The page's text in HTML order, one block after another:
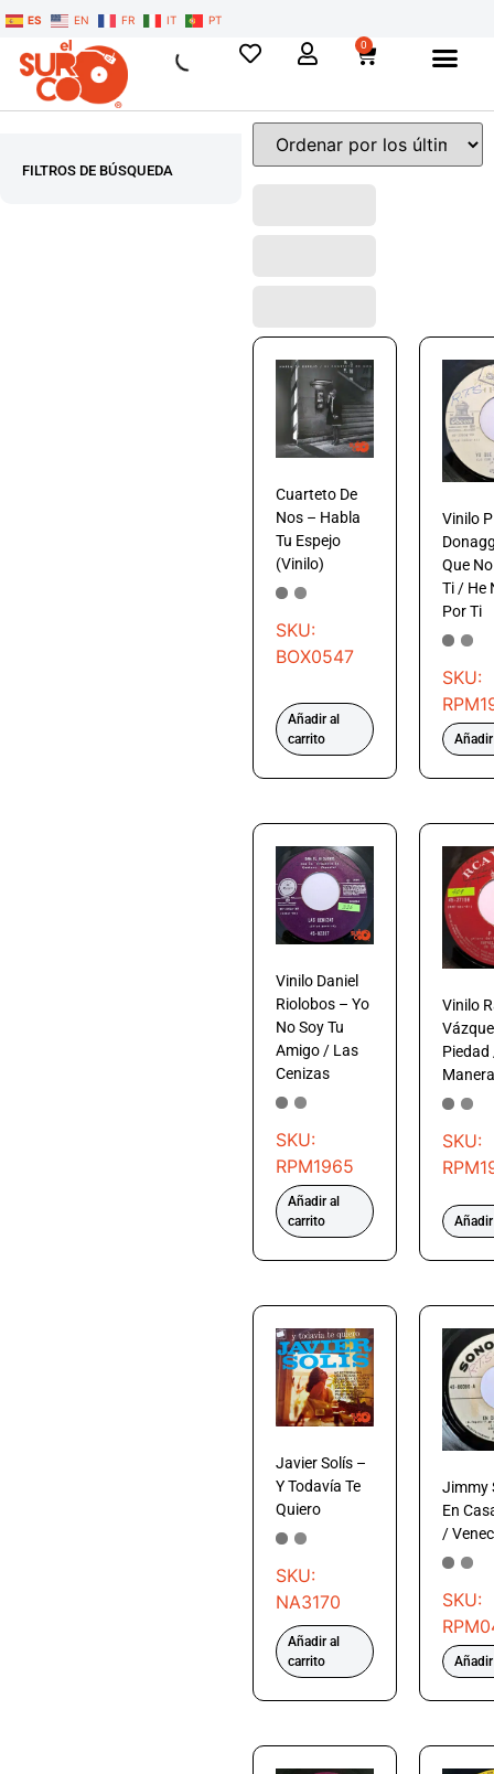
ES EN FR IT PT
0
FILTROS DE BÚSQUEDA
Cuarteto De
Nos – Habla
Tu Espejo
(Vinilo)
SKU:
BOX0547
Añadir al
carrito
Vinilo
Que
Ti / He
Por Ti
SKU:
Vinilo Daniel
Riolobos – Yo
No Soy Tu
Amigo / Las
Cenizas
SKU:
RPM1965
Añadir al
carrito
Vinilo
Piedad
SKU:
Javier Solís –
Y Todavía Te
Quiero
SKU:
NA3170
Añadir al
carrito
Jimmy
En
/
SKU: